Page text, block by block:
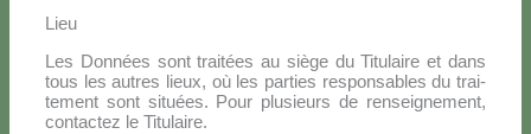
Lieu
Les Don­nées sont trai­tées au siè­ge du Ti­tu­lai­re et dans
tous les au­tres lieux, où les par­ties re­spon­sa­bles du trai­
te­ment sont si­tuées. Pour plu­sieurs de ren­sei­gne­ment,
con­tac­tez le Ti­tu­lai­re.